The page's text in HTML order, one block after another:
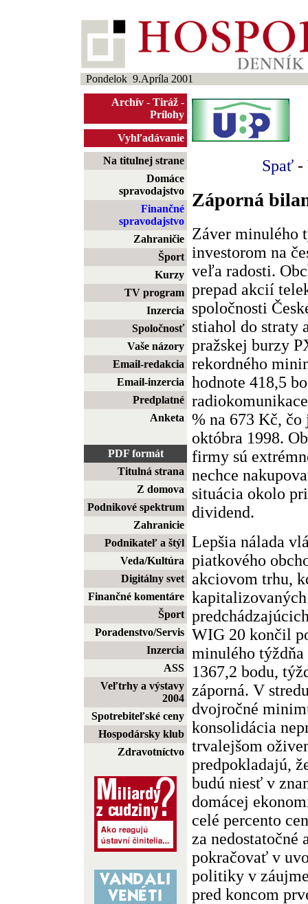
Pondelok 9.Apríla 2001
Archív - Tiráž -
Prílohy
Vyhľadávanie
Na titulnej strane
Domáce
spravodajstvo
Finančné
spravodajstvo
Zahraničie
Šport
Kurzy
TV program
Inzercia
Spoločnosť
Vaše názory
Email-redakcia
Email-inzercia
Predplatné
Anketa
PDF formát
Titulná strana
Z domova
Podnikové spektrum
Zahranicie
Podnikateľ a štýl
Veda/Kultúra
Digitálny svet
Finančné komentáre
Šport
Poradenstvo/Servis
Inzercia
ASS
Veľtrhy a výstavy
2004
Spotrebiteľské ceny
Hospodársky klub
Zdravotníctvo
Spať -
Záporná
Záver minulého
investorom na
veľa radosti.
prepad akcií
spoločnosti
stiahol do straty
pražskej burzy
rekordného
hodnote 418,5
% na 673 Kč, čo
októbra 1998.
firmy sú
nechce
situácia okolo
dividend.
Lepšia nálada
piatkového
akciovom trhu,
WIG 20 končil
minulého týždňa
1367,2 bodu,
záporná. V
dvojročné
konsolidácia
trvalejšom
predpokladajú,
budú niesť v
domácej
celé percento
za nedostatočné
pokračovať v
politiky v
pred koncom